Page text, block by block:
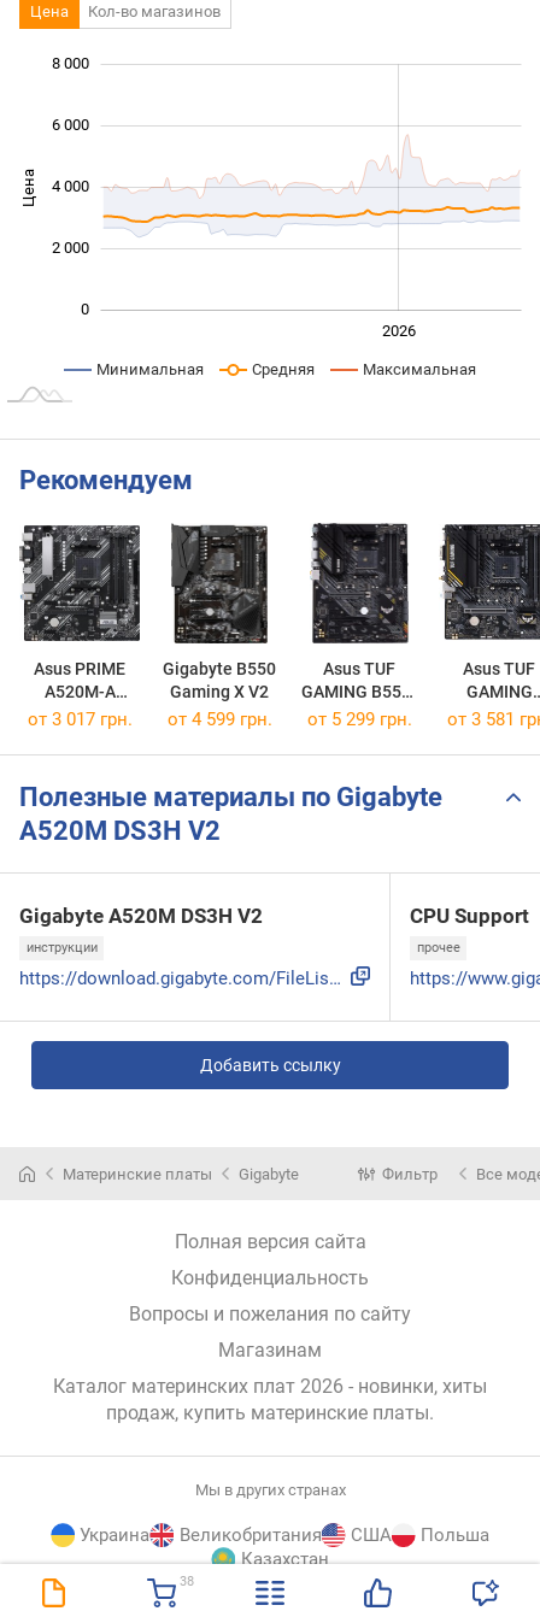
38
Цена Кол-во магазинов
Цена 1 000
0
2 000
4 000
6 000
8 000
2026
Минимальная Средняя Максимальная
Рекомендуем
Asus PRIME
A520M-A
II/CSM
Gigabyte B550
Gaming X V2
Asus TUF
GAMING B550-
PLUS
Asus TUF
GAMING
A520M-
от 3 017 грн. от 4 599 грн. от 5 299 грн. от 3 581
Полезные материалы по Gigabyte
A520M DS3H V2
Gigabyte A520M DS3H V2
инструкции
https://download.gigabyte.com/FileList/Manual/mb_manual_a52...
CPU Support
прочее
Добавить ссылку
Материнские платы Gigabyte Фильтр Все
Полная версия сайта
Конфиденциальность
Вопросы и пожелания по сайту
Магазинам
Каталог материнских плат 2026 - новинки, хиты
продаж, купить материнские платы.
Мы в других странах
Украина Великобритания США
Польша
Казахстан